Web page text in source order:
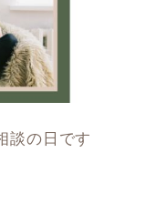
談の日です